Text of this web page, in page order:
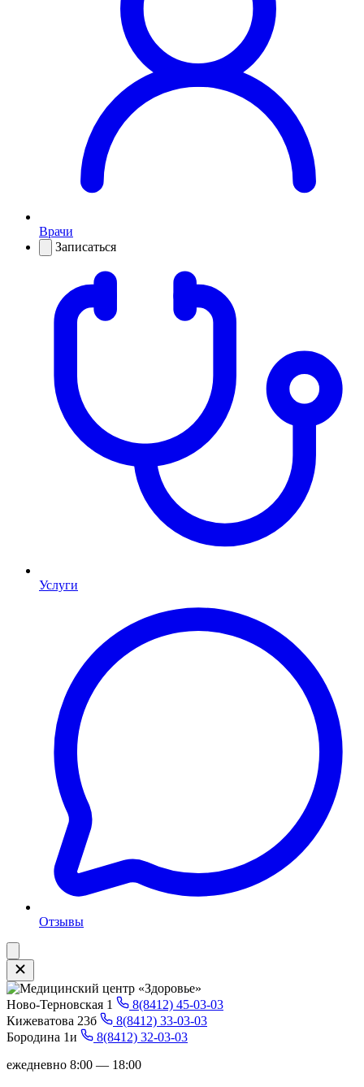
Врачи
Записаться
Услуги
Отзывы
Ново-Терновская 1
8(8412) 45-03-03
Кижеватова 23б
8(8412) 33-03-03
Бородина 1и
8(8412) 32-03-03
ежедневно 8:00 — 18:00